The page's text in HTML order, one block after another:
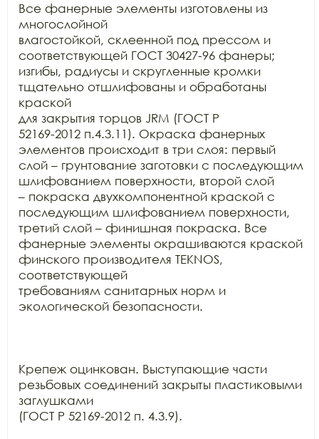
Все фанерные элементы изготовлены из
многослойной
влагостойкой, склеенной под прессом и
соответствующей ГОСТ 30427-96 фанеры;
изгибы, радиусы и скругленные кромки
тщательно отшлифованы и обработаны
краской
для закрытия торцов JRM (ГОСТ Р
52169-2012 п.4.3.11). Окраска фанерных
элементов происходит в три слоя: первый
слой – грунтование заготовки с последующим
шлифованием поверхности, второй слой
– покраска двухкомпонентной краской с
последующим шлифованием поверхности,
третий слой – финишная покраска. Все
фанерные элементы окрашиваются краской
финского производителя TEKNOS,
соответствующей
требованиям санитарных норм и
экологической безопасности.
Крепеж оцинкован. Выступающие части
резьбовых соединений закрыты пластиковыми
заглушками
(ГОСТ Р 52169-2012 п. 4.3.9).